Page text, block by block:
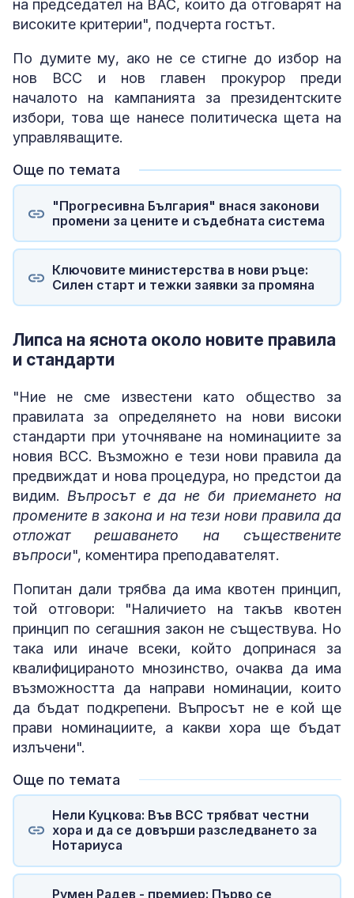
на председател на ВАС, които да отговарят на
високите критерии", подчерта гостът.
По думите му, ако не се стигне до избор на
нов ВСС и нов главен прокурор преди
началото на кампанията за президентските
избори, това ще нанесе политическа щета на
управляващите.
Още по темата
"Прогресивна България" внася законови
промени за цените и съдебната система
Ключовите министерства в нови ръце:
Силен старт и тежки заявки за промяна
Липса на яснота около новите правила
и стандарти
"Ние не сме известени като общество за
правилата за определянето на нови високи
стандарти при уточняване на номинациите за
новия ВСС. Възможно е тези нови правила да
предвиждат и нова процедура, но предстои да
видим. Въпросът е да не би приемането на
промените в закона и на тези нови правила да
отложат решаването на съществените
въпроси", коментира преподавателят.
Попитан дали трябва да има квотен принцип,
той отговори: "Наличието на такъв квотен
принцип по сегашния закон не съществува. Но
така или иначе всеки, който допринася за
квалифицираното мнозинство, очаква да има
възможността да направи номинации, които
да бъдат подкрепени. Въпросът не е кой ще
прави номинациите, а какви хора ще бъдат
излъчени".
Още по темата
Нели Куцкова: Във ВСС трябват честни
хора и да се довърши разследването за
Нотариуса
Румен Радев - премиер: Първо се